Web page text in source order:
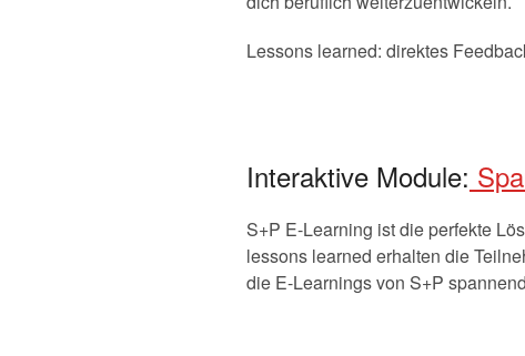
Lessons learned: direktes
Interaktive Module:
S+P E-Learning ist die perfekte
lessons learned erhalten die
die E-Learnings von S+P